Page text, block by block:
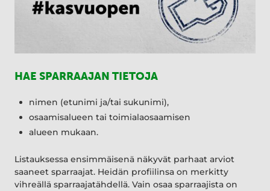
HAE SPARRAAJAN TIETOJA
nimen (etunimi ja/tai sukunimi),
osaamisalueen tai toimialaosaamisen
alueen mukaan.
Listauksessa ensimmäisenä näkyvät parhaat arviot
saaneet sparraajat. Heidän profiilinsa on merkitty
vihreällä sparraajatähdellä. Vain osaa sparraajista on